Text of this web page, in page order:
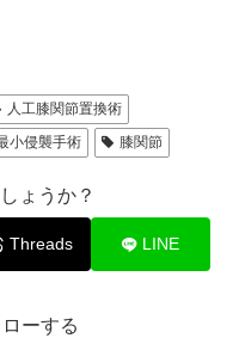
人工膝関節置換術
小侵襲手術 膝関節
ょうか？
Threads LINE
ーする